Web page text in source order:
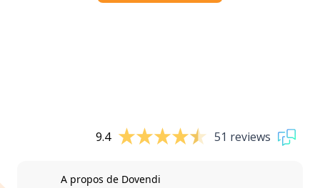
9.4 51 reviews
A propos de Dovendi